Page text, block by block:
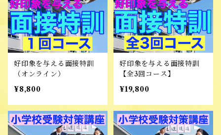
好印象を与える面接特訓
（オンライン）
¥8,800
好印象を与える面接特訓
【全3回コース】
¥19,800